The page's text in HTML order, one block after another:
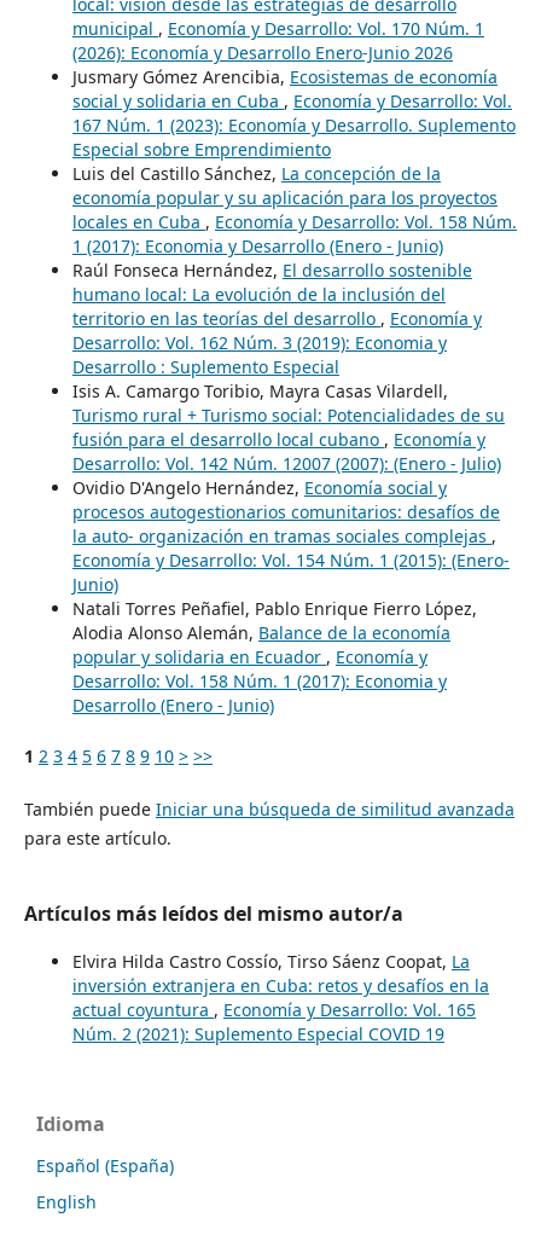
municipal , Economía y Desarrollo: Vol. 170 Núm. 1
(2026): Economía y Desarrollo Enero-Junio 2026
Jusmary Gómez Arencibia, Ecosistemas de economía
social y solidaria en Cuba , Economía y Desarrollo: Vol.
167 Núm. 1 (2023): Economía y Desarrollo. Suplemento
Especial sobre Emprendimiento
Luis del Castillo Sánchez, La concepción de la
economía popular y su aplicación para los proyectos
locales en Cuba , Economía y Desarrollo: Vol. 158 Núm.
1 (2017): Economia y Desarrollo (Enero - Junio)
Raúl Fonseca Hernández, El desarrollo sostenible
humano local: La evolución de la inclusión del
territorio en las teorías del desarrollo , Economía y
Desarrollo: Vol. 162 Núm. 3 (2019): Economia y
Desarrollo : Suplemento Especial
Isis A. Camargo Toribio, Mayra Casas Vilardell,
Turismo rural + Turismo social: Potencialidades de su
fusión para el desarrollo local cubano , Economía y
Desarrollo: Vol. 142 Núm. 12007 (2007): (Enero - Julio)
Ovidio D'Angelo Hernández, Economía social y
procesos autogestionarios comunitarios: desafíos de
la auto- organización en tramas sociales complejas ,
Economía y Desarrollo: Vol. 154 Núm. 1 (2015): (Enero-
Junio)
Natali Torres Peñafiel, Pablo Enrique Fierro López,
Alodia Alonso Alemán, Balance de la economía
popular y solidaria en Ecuador , Economía y
Desarrollo: Vol. 158 Núm. 1 (2017): Economia y
Desarrollo (Enero - Junio)
1 2 3 4 5 6 7 8 9 10 > >>
También puede Iniciar una búsqueda de similitud avanzada
para este artículo.
Artículos más leídos del mismo autor/a
Elvira Hilda Castro Cossío, Tirso Sáenz Coopat, La
inversión extranjera en Cuba: retos y desafíos en la
actual coyuntura , Economía y Desarrollo: Vol. 165
Núm. 2 (2021): Suplemento Especial COVID 19
Idioma
Español (España)
English